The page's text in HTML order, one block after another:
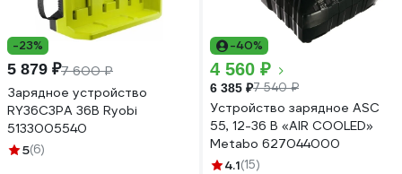
-23%
5 879 ₽7 600 ₽
Зарядное устройство
RY36C3PA 36В Ryobi
5133005540
5(6)
-40%
4 560 ₽
6 385 ₽7 540 ₽
Устройство зарядное ASC
55, 12-36 В «AIR COOLED»
Metabo 627044000
4.1(15)